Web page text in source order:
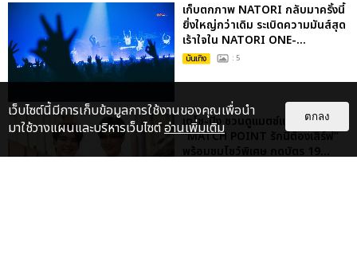
เก็บตกภาพ NATORI กลับมาครั้งนี้
ยิ่งใหญ่กว่าเดิม ระเบิดความมันส์สุด
เร้าใจใน NATORI ONE-...
บันเทิง : 5
เตโช-ปิง ชวนดูแมตซ์แรกซีรีส์
“MATCH POINT รักนี้ต้องเสิร์ฟ”
พร้อมชมโชว์พิเศษ กดบัตร 19...
เว็บไซต์นี้มีการเก็บข้อมูลการใช้งานของคุณเพื่อนำ
มาใช้วางแผนและบริหารเว็บไซต์อ่านเพิ่มเติม
ตกลง